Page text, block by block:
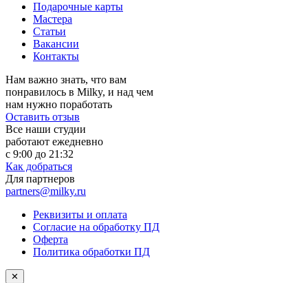
Подарочные карты
Мастера
Статьи
Вакансии
Контакты
Нам важно знать, что вам
понравилось в Milky, и над чем
нам нужно поработать
Оставить отзыв
Все наши студии
работают ежедневно
с 9:00 до 21:32
Как добраться
Для партнеров
partners@milky.ru
Реквизиты и оплата
Согласие на обработку ПД
Оферта
Политика обработки ПД
✕